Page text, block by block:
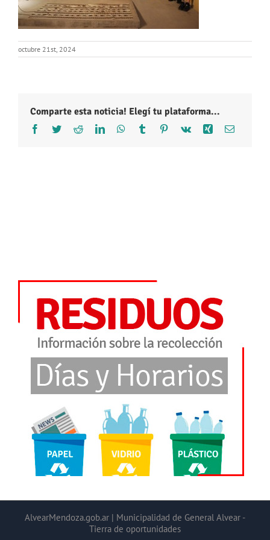
octubre 21st, 2024
Comparte esta noticia! Elegí tu plataforma...
Facebook
TwitterRedditLinkedInWhatsApp
Tumblr Pinterest
Vk Xing Correo
AlvearMendoza.gob.ar | Municipalidad de General Alvear -
Tierra de oportunidades